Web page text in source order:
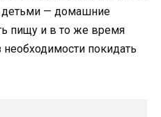
детьми — домашние
пищу и в то же время
необходимости покидать